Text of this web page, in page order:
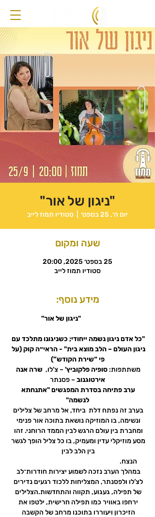
"ניגון של אור"
יום ה׳, 25 בספט׳ סטודיו תמוז לייב
שעה ומקום
25 בספט׳ 2025, 20:00
סטודיו תמוז לייב
מידע נוסף:
"ניגון של אור"
"כל אדם ניגון נשמה ייחודי; כשניגונו מתלכד עם
ניגון העולם – הלב מוצא בית" - הראי״ה קוק (על
פי “שירת הקודש”)
משתתפות: סופיה פלקוביץ' – צ'לו, שרה אנה
אירטוגנוב – פסנתר
ערב פתיחה בסדרת המפגשים "אתנחתא
לנשמה"
בערב זה נפתח דלת  ביחד, אל מרחב של צלילים
ונשימה, בו המוזיקה נושאת בתוכה אור פנימי
ומחברת בין עולם הרגש לבין הממד הרוחני. זהו
מסע מוזיקלי עדין ומעמיק, בו כל צליל הופך לגשר
בין הלב לבין
הנצח.
במהלך הערב נזכה לשמוע יצירות חודרות־לב
לצ’לו ולפסנתר, המצליחות ללכוד רגעים נדירים
של תפילה, געגוע, תקווה והתחדשות.הצלילים
ירחפו באוויר כמו תפילה חרישית, ילטפו את
הזיכרון ויעוררו בתוכנו מרחב של הקשבה